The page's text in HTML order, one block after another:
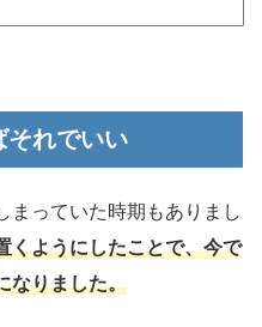
それでいい
まっていた時期もありまし
くようにしたことで、今で
なりました。